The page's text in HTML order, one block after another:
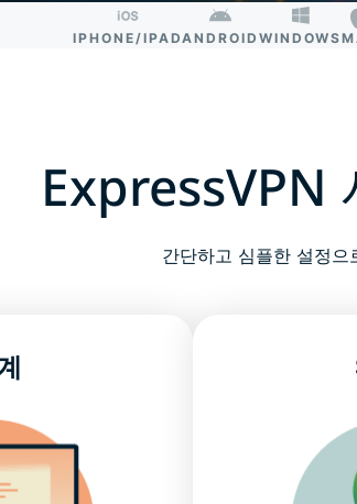
IPHONE/IPADANDROID WINDOWS
ExpressVPN
간단하고 심플한 설정